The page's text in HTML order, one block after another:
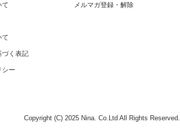
て
て
づく表記
シー
メルマガ登録・解除
Copyright (C) 2025 Nina. Co.Ltd All Rights Reserved.